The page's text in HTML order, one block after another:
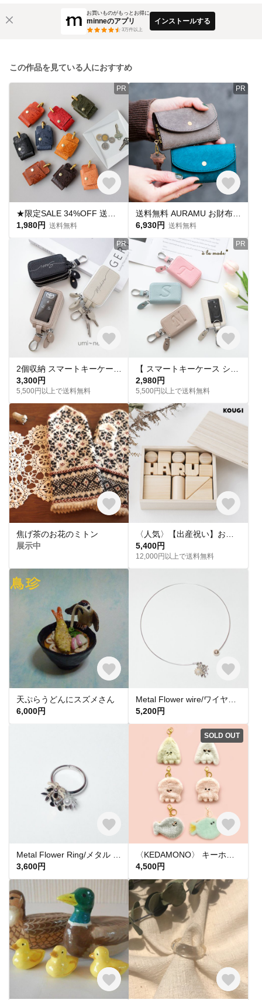
お買いものがもっとお得に
minneのアプリ
3万件以上
インストールする
この作品を見ている人におすすめ
PR
1,980円 送料無料
PR
6,930円 送料無料
PR
3,300円
5,500円以上で送料無料
PR
2,980円
5,500円以上で送料無料
焦げ茶のお花のミトン
展示中
5,400円
12,000円以上で送料無料
天ぷらうどんにスズメさん
6,000円
5,200円
3,600円
SOLD OUT
4,500円